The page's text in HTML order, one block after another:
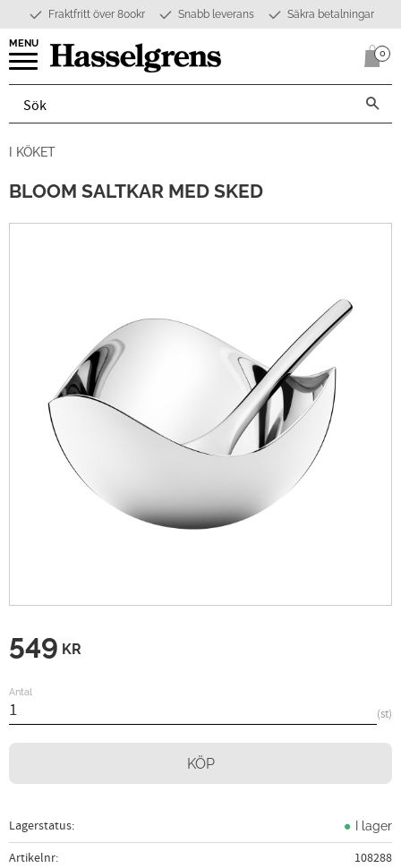
Meny
Fraktfritt över 800kr Snabb leverans Säkra betalningar
0
I KÖKET
BLOOM SALTKAR MED SKED
549 KR
Antal
st
KÖP
Lagerstatus I lager
Artikelnr
108288